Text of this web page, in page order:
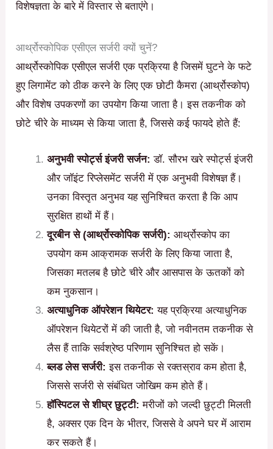
विशेषज्ञता के बारे में विस्तार से बताएंगे।
आर्थ्रोस्कोपिक एसीएल सर्जरी क्यों चुनें?
आर्थ्रोस्कोपिक एसीएल सर्जरी एक प्रक्रिया है जिसमें घुटने के फटे
हुए लिगामेंट को ठीक करने के लिए एक छोटी कैमरा (आर्थ्रोस्कोप)
और विशेष उपकरणों का उपयोग किया जाता है। इस तकनीक को
छोटे चीरे के माध्यम से किया जाता है, जिससे कई फायदे होते हैं:
अनुभवी स्पोर्ट्स इंजरी सर्जन: डॉ. सौरभ खरे स्पोर्ट्स इंजरी
और जॉइंट रिप्लेसमेंट सर्जरी में एक अनुभवी विशेषज्ञ हैं।
उनका विस्तृत अनुभव यह सुनिश्चित करता है कि आप
सुरक्षित हाथों में हैं।
दूरबीन से (आर्थ्रोस्कोपिक सर्जरी):आर्थ्रोस्कोप का
उपयोग कम आक्रामक सर्जरी के लिए किया जाता है,
जिसका मतलब है छोटे चीरे और आसपास के ऊतकों को
कम नुकसान।
अत्याधुनिक ऑपरेशन थियेटर:यह प्रक्रिया अत्याधुनिक
ऑपरेशन थियेटरों में की जाती है, जो नवीनतम तकनीक से
लैस हैं ताकि सर्वश्रेष्ठ परिणाम सुनिश्चित हो सकें।
ब्लड लेस सर्जरी:इस तकनीक से रक्तस्राव कम होता है,
जिससे सर्जरी से संबंधित जोखिम कम होते हैं।
हॉस्पिटल से शीघ्र छुट्टी:मरीजों को जल्दी छुट्टी मिलती
है, अक्सर एक दिन के भीतर, जिससे वे अपने घर में आराम
कर सकते हैं।